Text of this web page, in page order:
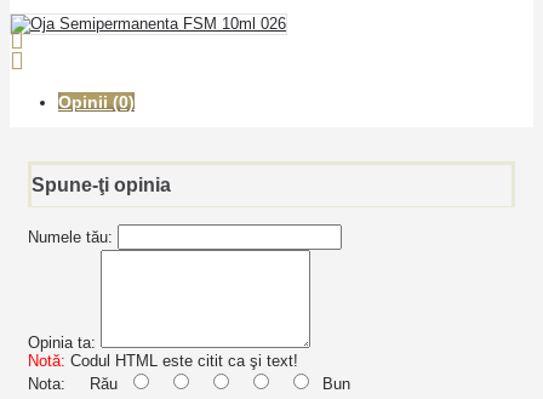
Opinii (0)
Spune-ţi opinia
Numele tău:
Opinia ta:
Notă: Codul HTML este citit ca şi text!
Nota: Rău Bun